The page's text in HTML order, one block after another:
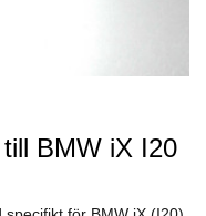
BMW iX I20